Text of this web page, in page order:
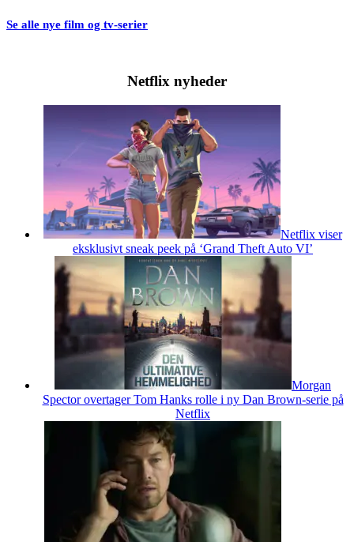
Se alle nye film og tv-serier
Netflix nyheder
Netflix viser
eksklusivt sneak peek på ‘Grand Theft Auto VI’
Morgan
Spector overtager Tom Hanks rolle i ny Dan Brown-serie på
Netflix